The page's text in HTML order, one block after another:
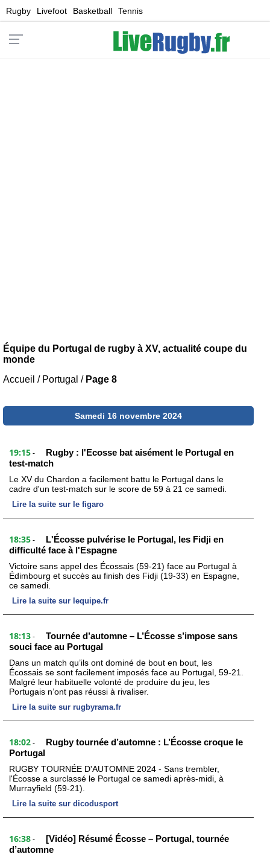
Rugby Livefoot Basketball Tennis
Équipe du Portugal de rugby à XV, actualité coupe du
monde
Accueil / Portugal / Page 8
Samedi 16 novembre 2024
19:15 -
Rugby : l'Ecosse bat aisément le Portugal en
test-match
Le XV du Chardon a facilement battu le Portugal dans le
cadre d'un test-match sur le score de 59 à 21 ce samedi.
Lire la suite sur le figaro
18:35 -
L'Écosse pulvérise le Portugal, les Fidji en
difficulté face à l'Espagne
Victoire sans appel des Écossais (59-21) face au Portugal à
Édimbourg et succès au finish des Fidji (19-33) en Espagne,
ce samedi.
Lire la suite sur lequipe.fr
18:13 -
Tournée d’automne – L’Écosse s’impose sans
souci face au Portugal
Dans un match qu’ils ont dominé de bout en bout, les
Écossais se sont facilement imposés face au Portugal, 59-21.
Malgré leur habituelle volonté de produire du jeu, les
Portugais n’ont pas réussi à rivaliser.
Lire la suite sur rugbyrama.fr
18:02 -
Rugby tournée d’automne : L’Écosse croque le
Portugal
RUGBY TOURNÉE D'AUTOMNE 2024 - Sans trembler,
l'Écosse a surclassé le Portugal ce samedi après-midi, à
Murrayfield (59-21).
Lire la suite sur dicodusport
16:38 -
[Vidéo] Résumé Écosse – Portugal, tournée
d’automne